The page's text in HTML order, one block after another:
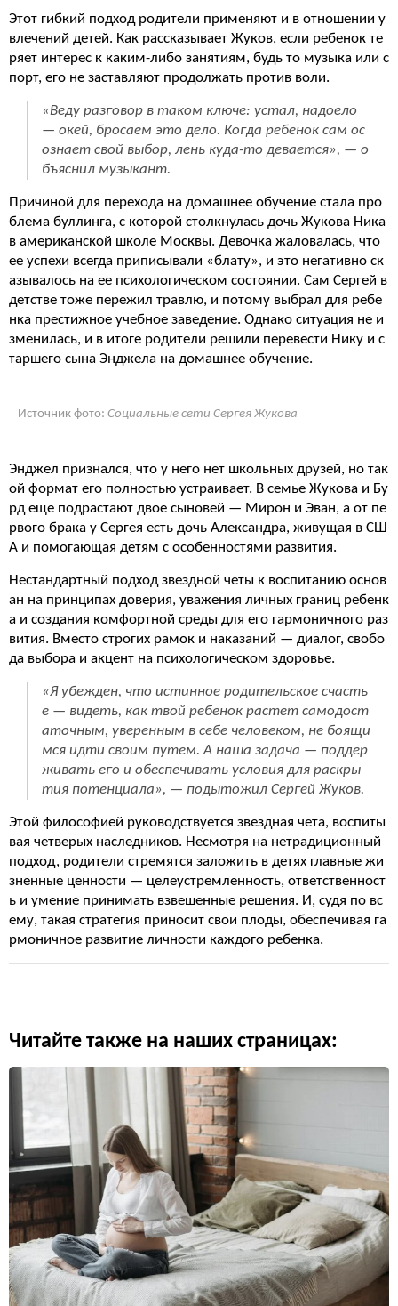
Этот гибкий подход родители применяют и в отношении у
влечений детей. Как рассказывает Жуков, если ребенок те
ряет интерес к каким-либо занятиям, будь то музыка или с
порт, его не заставляют продолжать против воли.
«Веду разговор в таком ключе: устал, надоело
— окей, бросаем это дело. Когда ребенок сам ос
ознает свой выбор, лень куда-то девается», — о
бъяснил музыкант.
Причиной для перехода на домашнее обучение стала про
блема буллинга, с которой столкнулась дочь Жукова Ника
в американской школе Москвы. Девочка жаловалась, что
ее успехи всегда приписывали «блату», и это негативно ск
азывалось на ее психологическом состоянии. Сам Сергей в
детстве тоже пережил травлю, и потому выбрал для ребе
нка престижное учебное заведение. Однако ситуация не и
зменилась, и в итоге родители решили перевести Нику и с
таршего сына Энджела на домашнее обучение.
Источник фото: Социальные сети Сергея Жукова
Энджел признался, что у него нет школьных друзей, но так
ой формат его полностью устраивает. В семье Жукова и Бу
рд еще подрастают двое сыновей — Мирон и Эван, а от пе
рвого брака у Сергея есть дочь Александра, живущая в СШ
А и помогающая детям с особенностями развития.
Нестандартный подход звездной четы к воспитанию основ
ан на принципах доверия, уважения личных границ ребенк
а и создания комфортной среды для его гармоничного раз
вития. Вместо строгих рамок и наказаний — диалог, свобо
да выбора и акцент на психологическом здоровье.
«Я убежден, что истинное родительское счасть
е — видеть, как твой ребенок растет самодост
аточным, уверенным в себе человеком, не боящи
мся идти своим путем. А наша задача — поддер
живать его и обеспечивать условия для раскры
тия потенциала», — подытожил Сергей Жуков.
Этой философией руководствуется звездная чета, воспиты
вая четверых наследников. Несмотря на нетрадиционный
подход, родители стремятся заложить в детях главные жи
зненные ценности — целеустремленность, ответственност
ь и умение принимать взвешенные решения. И, судя по вс
ему, такая стратегия приносит свои плоды, обеспечивая га
рмоничное развитие личности каждого ребенка.
Читайте также на наших страницах: